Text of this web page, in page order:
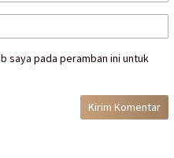
saya pada peramban ini untuk